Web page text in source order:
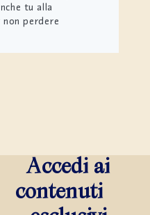
tu alla
non perdere
Accedi ai
contenuti